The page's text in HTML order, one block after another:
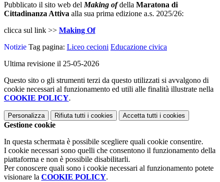
Pubblicato il sito web del Making ofdella Maratona di
Cittadinanza Attiva alla sua prima edizione a.s. 2025/26:
clicca sul link >> Making Of
Notizie Tag pagina: Liceo cecioni Educazione civica
Ultima revisione il 25-05-2026
Questo sito o gli strumenti terzi da questo utilizzati si avvalgono di
cookie necessari al funzionamento ed utili alle finalità illustrate nella
COOKIE POLICY.
Personalizza Rifiuta tutti i cookies Accetta tutti i cookies
Gestione cookie
In questa schermata è possibile scegliere quali cookie consentire.
I cookie necessari sono quelli che consentono il funzionamento della
piattaforma e non è possibile disabilitarli.
Per conoscere quali sono i cookie necessari al funzionamento potete
visionare la COOKIE POLICY.